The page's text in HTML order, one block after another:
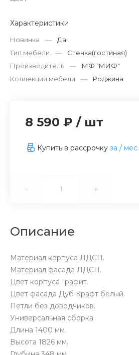
Характеристики
Новинка —
Да
Тип мебели
—
Стенка(гостиная)
Производитель
—
МФ "МИФ"
Коллекция мебели
— Роджина
8 590 ₽ / шт
Купить в рассрочку за / мес.
- +
Описание
Материал корпуса ЛДСП.
Материал фасада ЛДСП.
Цвет корпуса Графит.
Цвет фасада Дуб Крафт белый.
Петли без доводчиков.
Универсальная сборка
Длина 1400 мм.
Высота 1826 мм.